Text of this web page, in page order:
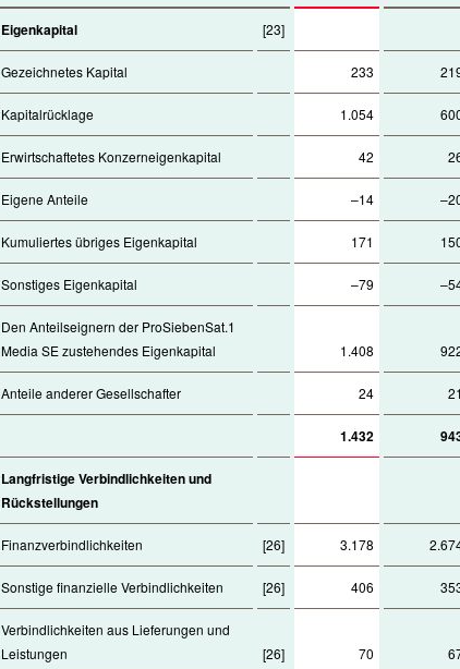
Eigenkapital [23]
Gezeichnetes Kapital 233
Kapitalrücklage 1.054
Erwirtschaftetes Konzerneigenkapital 42
Eigene Anteile –14
Kumuliertes übriges Eigenkapital 171
Sonstiges Eigenkapital –79
Den Anteilseignern der ProSiebenSat.1
Media SE zustehendes Eigenkapital
1.408
Anteile anderer Gesellschafter 24 21
1.432
Langfristige Verbindlichkeiten und
Rückstellungen
Finanzverbindlichkeiten [26] 3.178
Sonstige finanzielle Verbindlichkeiten [26] 406
Verbindlichkeiten aus Lieferungen und
Leistungen
[26] 70